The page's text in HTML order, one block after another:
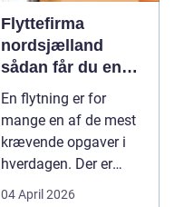
Flyttefirma
nordsjælland
sådan får du en
tryg og effektiv
flytning
En flytning er for
mange en af de mest
krævende opgaver i
hverdagen. Der er
meget at holde styr på,
04 April 2026